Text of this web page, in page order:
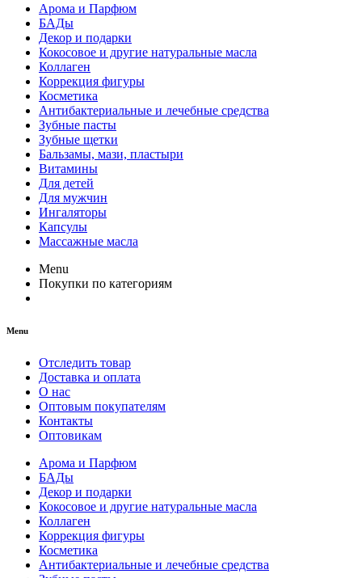
Арома и Парфюм
БАДы
Декор и подарки
Кокосовое и другие натуральные масла
Коллаген
Коррекция фигуры
Косметика
Антибактериальные и лечебные средства
Зубные пасты
Зубные щетки
Бальзамы, мази, пластыри
Витамины
Для детей
Для мужчин
Ингаляторы
Капсулы
Массажные масла
Menu
Покупки по категориям
Menu
Отследить товар
Доставка и оплата
О нас
Оптовым покупателям
Контакты
Оптовикам
Арома и Парфюм
БАДы
Декор и подарки
Кокосовое и другие натуральные масла
Коллаген
Коррекция фигуры
Косметика
Антибактериальные и лечебные средства